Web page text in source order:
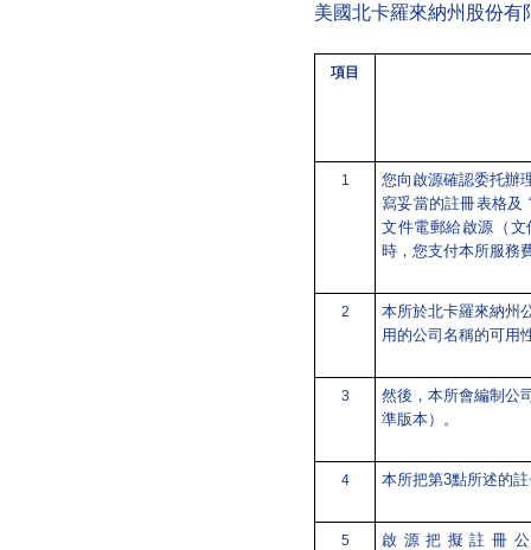
美國北卡羅來納州股份
項目
1
您向啟源確認委托辦
寫妥當的註冊表格及
文件電郵給啟源（
時，您支付本所服務
2
本所於北卡羅來納州
用的公司名稱的可用
3
然後，本所會編制公
準版本）。
4 本所把第3點所述的
5 啟源把擬註冊